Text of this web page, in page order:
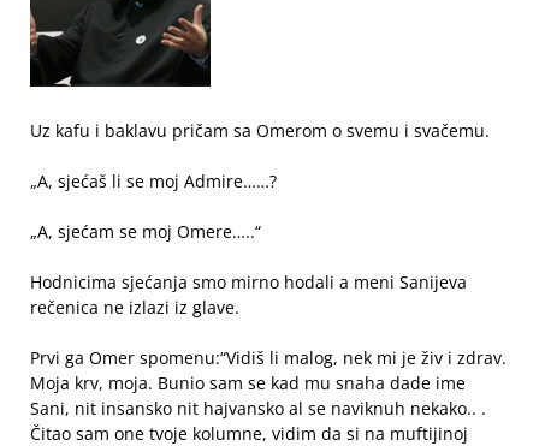
Uz kafu i baklavu pričam sa Omerom o svemu i svačemu.
„A, sjećaš li se moj Admire……?
„A, sjećam se moj Omere…..“
Hodnicima sjećanja smo mirno hodali a meni Sanijeva
rečenica ne izlazi iz glave.
Prvi ga Omer spomenu:“Vidiš li malog, nek mi je živ i zdrav.
Moja krv, moja. Bunio sam se kad mu snaha dade ime
Sani, nit insansko nit hajvansko al se naviknuh nekako.. .
Čitao sam one tvoje kolumne, vidim da si na muftijinoj